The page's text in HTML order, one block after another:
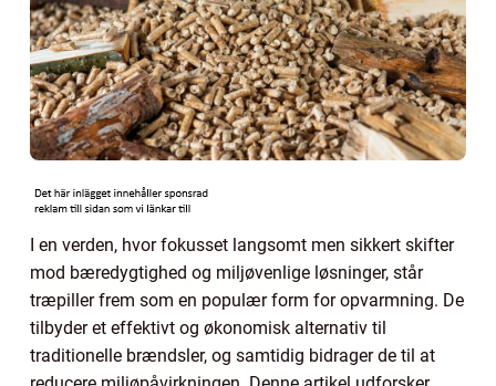
I en verden, hvor fokusset langsomt men sikkert skifter
mod bæredygtighed og miljøvenlige løsninger, står
træpiller frem som en populær form for opvarmning. De
tilbyder et effektivt og økonomisk alternativ til
traditionelle brændsler, og samtidig bidrager de til at